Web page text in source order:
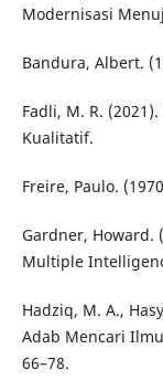
Modernisasi
Bandura, Albert.
Fadli, M. R.
Kualitatif.
Freire, Paulo.
Gardner, Howard.
Multiple
Hadziq, M. A.,
Adab Mencari
66–78.